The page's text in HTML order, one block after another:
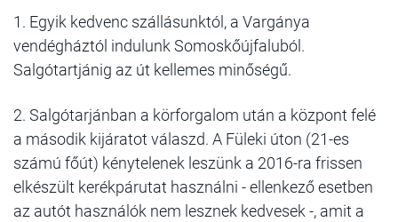
1. Egyik kedvenc szállásunktól, a Vargánya
vendégháztól indulunk Somoskőújfaluból.
Salgótartjánig az út kellemes minőségű.
2. Salgótarjánban a körforgalom után a központ felé
a második kijáratot válaszd. A Füleki úton (21-es
számú főút) kénytelenek leszünk a 2016-ra frissen
elkészült kerékpárutat használni - ellenkező esetben
az autót használók nem lesznek kedvesek -, amit a